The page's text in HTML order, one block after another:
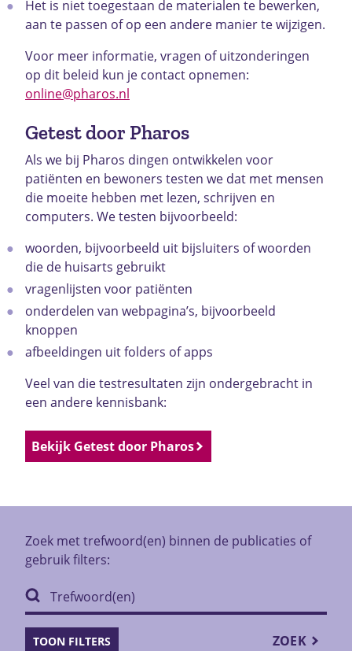
Het is niet toegestaan de materialen te bewerken,
aan te passen of op een andere manier te wijzigen.
Voor meer informatie, vragen of uitzonderingen
op dit beleid kun je contact opnemen:
online@pharos.nl
Getest door Pharos
Als we bij Pharos dingen ontwikkelen voor
patiënten en bewoners testen we dat met mensen
die moeite hebben met lezen, schrijven en
computers. We testen bijvoorbeeld:
woorden, bijvoorbeeld uit bijsluiters of woorden
die de huisarts gebruikt
vragenlijsten voor patiënten
onderdelen van webpagina’s, bijvoorbeeld
knoppen
afbeeldingen uit folders of apps
Veel van die testresultaten zijn ondergebracht in
een andere kennisbank:
Bekijk Getest door Pharos
Zoek met trefwoord(en) binnen de publicaties of
gebruik filters:
ZOEK
TOON FILTERS